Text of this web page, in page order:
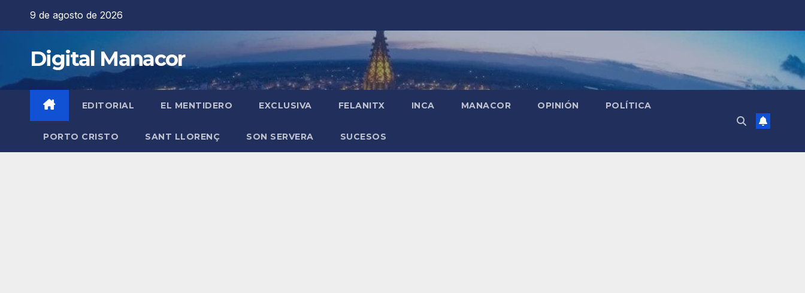
9 de agosto de 2026
Digital Manacor
EDITORIAL EL MENTIDERO EXCLUSIVA FELANITX INCA MANACOR OPINIÓN POLÍTICA
PORTO CRISTO SANT LLORENÇ SON SERVERA SUCESOS